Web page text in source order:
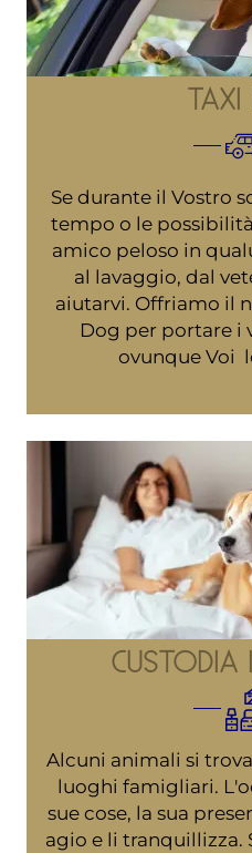
TAXI
Se durante il Vostro
tempo o le
amico peloso in
al lavaggio, dal
aiutarvi. Offriamo il
Dog per portare i
ovunque Voi
CUSTODIA
Alcuni animali si
luoghi famigliari.
sue cose, la sua
agio e li tranquillizza.